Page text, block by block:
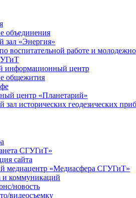
объединения
зал «Энергия»
воспитательной работе и
информационный центр
общежития
центр «Планетарий»
зал исторических геодезических
СГУГиТ»
сайта
медиацентр «Медиасфера СГУГиТ»
и коммуникаций
новость
видеосъемку